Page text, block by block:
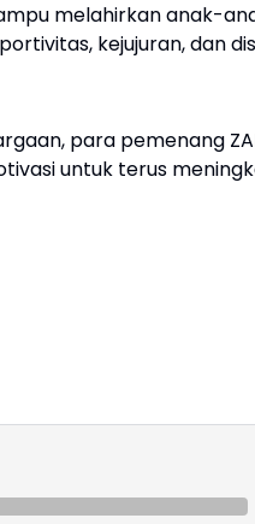
melahirkan anak-
kejujuran, dan
para pemenang
untuk terus